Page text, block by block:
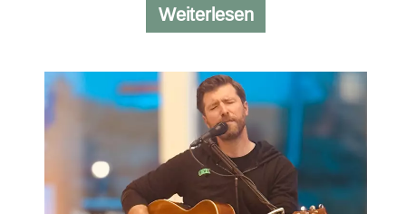
WeiterlesenTagungen
und
Anlässe